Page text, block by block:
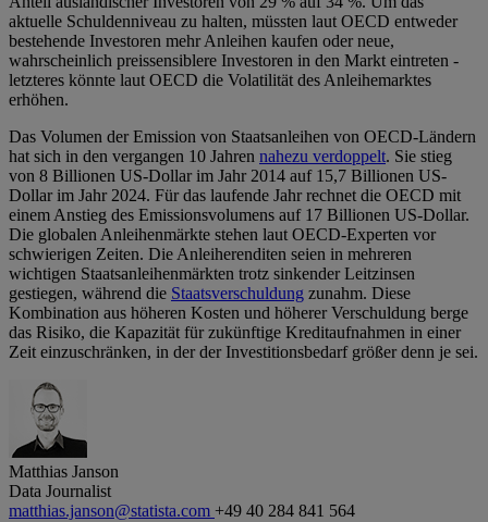
aktuelle Schuldenniveau zu halten, müssten laut OECD entweder
bestehende Investoren mehr Anleihen kaufen oder neue,
wahrscheinlich preissensiblere Investoren in den Markt eintreten -
letzteres könnte laut OECD die Volatilität des Anleihemarktes
erhöhen.
Das Volumen der Emission von Staatsanleihen von OECD-Ländern
hat sich in den vergangen 10 Jahren nahezu verdoppelt. Sie stieg
von 8 Billionen US-Dollar im Jahr 2014 auf 15,7 Billionen US-
Dollar im Jahr 2024. Für das laufende Jahr rechnet die OECD mit
einem Anstieg des Emissionsvolumens auf 17 Billionen US-Dollar.
Die globalen Anleihenmärkte stehen laut OECD-Experten vor
schwierigen Zeiten. Die Anleiherenditen seien in mehreren
wichtigen Staatsanleihenmärkten trotz sinkender Leitzinsen
gestiegen, während die Staatsverschuldung zunahm. Diese
Kombination aus höheren Kosten und höherer Verschuldung berge
das Risiko, die Kapazität für zukünftige Kreditaufnahmen in einer
Zeit einzuschränken, in der der Investitionsbedarf größer denn je sei.
Matthias Janson
Data Journalist
matthias.janson@statista.com +49 40 284 841 564